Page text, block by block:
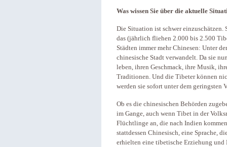
Was wissen Sie über die aktuelle
Die Situation ist schwer
das (jährlich fliehen 2.000 bis 2.500
Städten immer mehr Chinesen: Unter
chinesische Stadt verwandelt. Da sie
leben, ihren Geschmack, ihre Musik,
Traditionen. Und die Tibeter können
werden sie sofort unter dem geringsten
Ob es die chinesischen Behörden
im Gange, auch wenn Tibet in der
Flüchtlinge an, die nach Indien
stattdessen Chinesisch, eine Sprache,
erhielten eine tibetische Erziehung